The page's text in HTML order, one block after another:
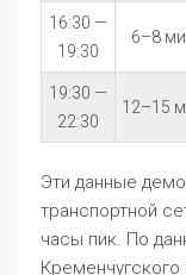
16:30 —
19:30
6–8
19:30 —
22:30
12–15
Эти данные
транспортной
часы пик. По